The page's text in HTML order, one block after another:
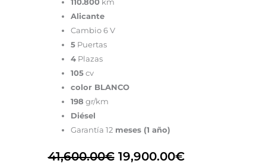
110.800km
Alicante
Cambio 6 V
5Puertas
4Plazas
105cv
color BLANCO
198 gr/km
Diésel
Garantía 12meses (1 año)
41,600.00€ 19,900.00€